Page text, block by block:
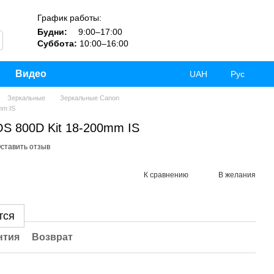
График работы:
Будни:
9:00–17:00
Суббота: 10:00–16:00
Видео UAH Рус
Зеркальные
Зеркальные Canon
IS
800D Kit 18-200mm IS
отзыв
К сравнению В желания
Возврат